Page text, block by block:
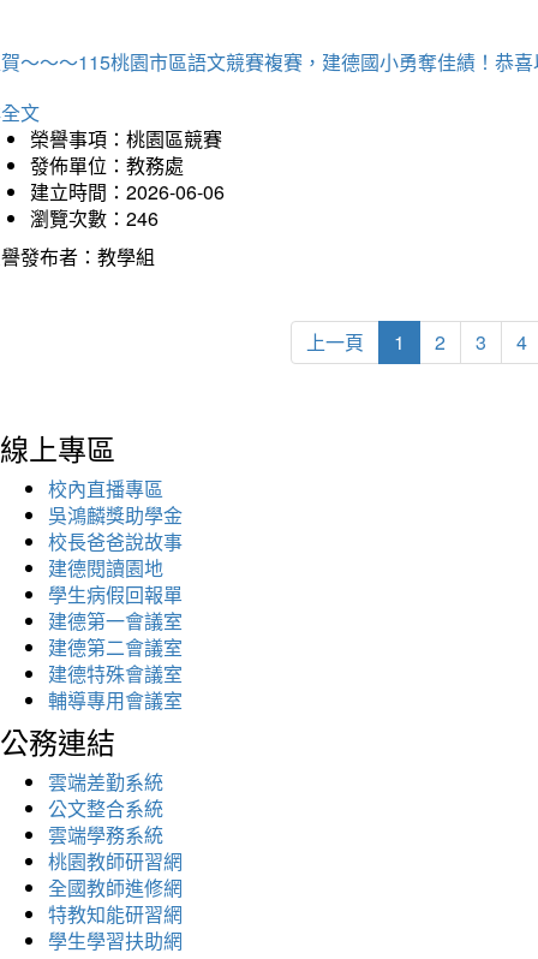
～～～115桃園市區語文競賽複賽，建德國小勇奪佳績！恭
文
榮譽事項：桃園區競賽
發佈單位：教務處
建立時間：2026-06-06
瀏覽次數：246
發布者：教學組
上一頁 1 2 3 4
線上專區
校內直播專區
吳鴻麟獎助學金
校長爸爸說故事
建德閱讀園地
學生病假回報單
建德第一會議室
建德第二會議室
建德特殊會議室
輔導專用會議室
公務連結
雲端差勤系統
公文整合系統
雲端學務系統
桃園教師研習網
全國教師進修網
特教知能研習網
學生學習扶助網